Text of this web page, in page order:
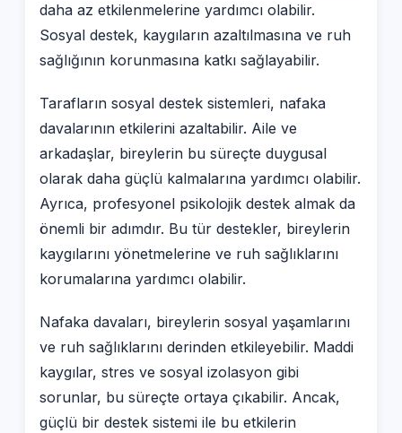
daha az etkilenmelerine yardımcı olabilir.
Sosyal destek, kaygıların azaltılmasına ve ruh
sağlığının korunmasına katkı sağlayabilir.
Tarafların sosyal destek sistemleri, nafaka
davalarının etkilerini azaltabilir. Aile ve
arkadaşlar, bireylerin bu süreçte duygusal
olarak daha güçlü kalmalarına yardımcı olabilir.
Ayrıca, profesyonel psikolojik destek almak da
önemli bir adımdır. Bu tür destekler, bireylerin
kaygılarını yönetmelerine ve ruh sağlıklarını
korumalarına yardımcı olabilir.
Nafaka davaları, bireylerin sosyal yaşamlarını
ve ruh sağlıklarını derinden etkileyebilir. Maddi
kaygılar, stres ve sosyal izolasyon gibi
sorunlar, bu süreçte ortaya çıkabilir. Ancak,
güçlü bir destek sistemi ile bu etkilerin